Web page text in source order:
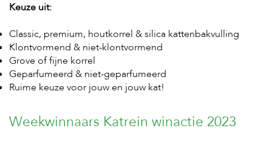
Keuze uit:
Classic, premium, houtkorrel & silica kattenbakvulling
Klontvormend & niet-klontvormend
Grove of fijne korrel
Geparfumeerd & niet-geparfumeerd
Ruime keuze voor jouw en jouw kat!
Weekwinnaars Katrein winactie 2023